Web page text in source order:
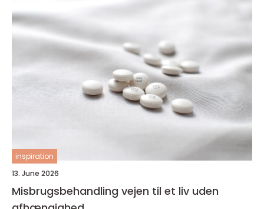
inspiration
13. June 2026
Misbrugsbehandling vejen til et liv uden